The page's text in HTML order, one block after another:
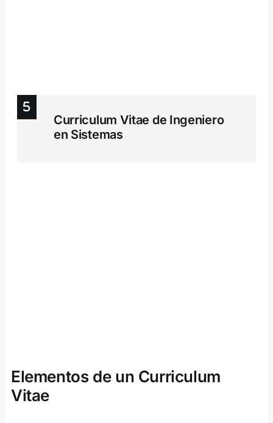
Curriculum Vitae de Ingeniero
en Sistemas
Elementos de un Curriculum
Vitae